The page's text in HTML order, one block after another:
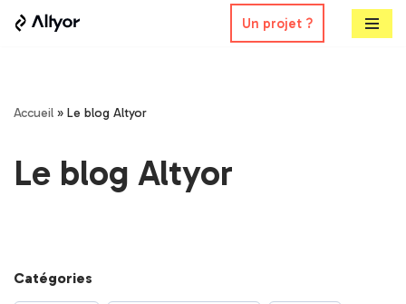
Un projet ?
Accueil » Le blog Altyor
Le blog Altyor
Catégories